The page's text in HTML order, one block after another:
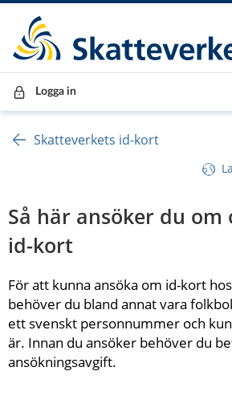
Till innehåll
Till navigationen
Till chattrobot
Logga in
Skatteverkets id-kort
Så här ansöker du
id-kort
För att kunna ansöka om id-kort
behöver du bland annat vara
ett svenskt personnummer och
är. Innan du ansöker behöver du
ansökningsavgift.